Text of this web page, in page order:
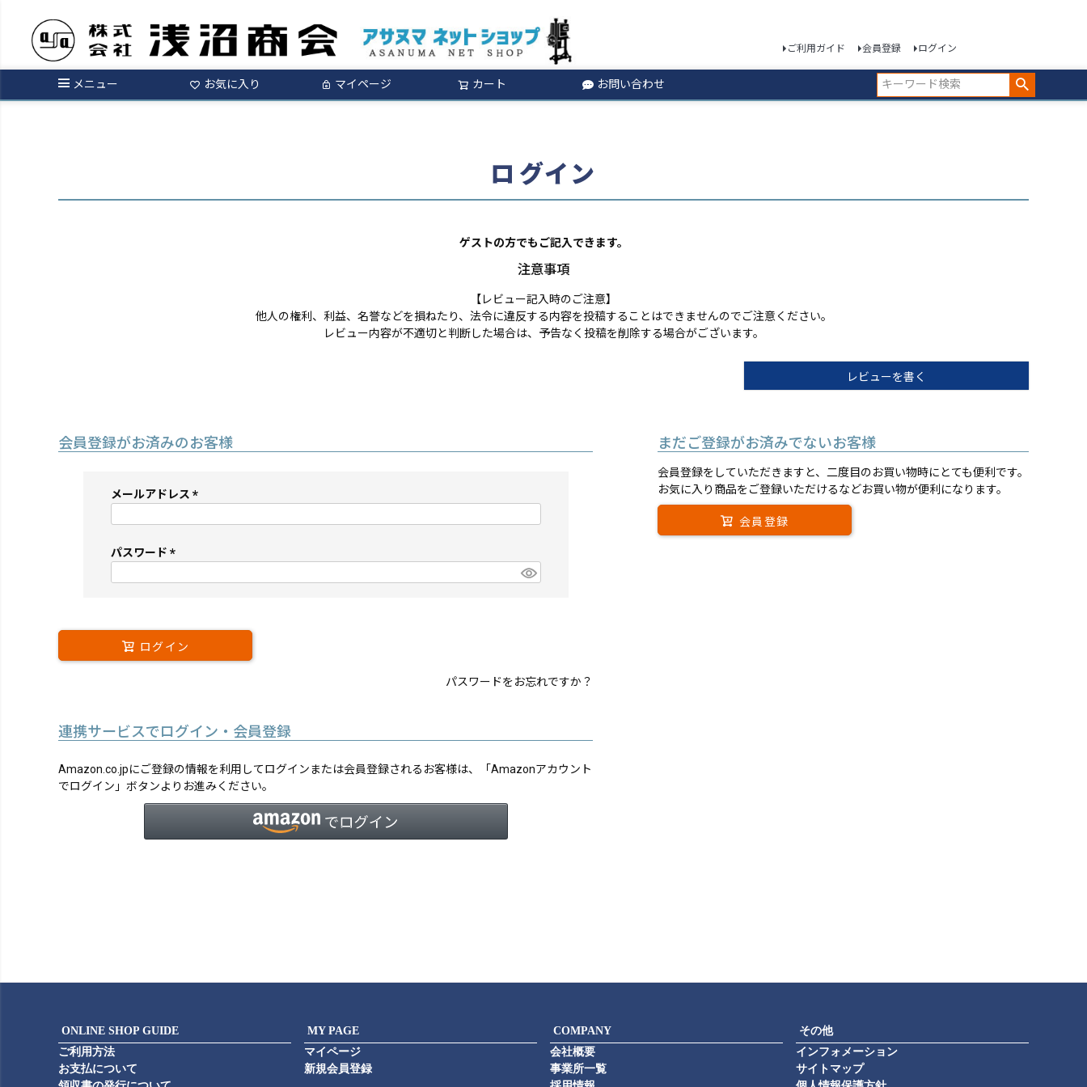
ご利用ガイド 会員登録 ログイン
メニュー お気に入り マイページ カート お問い合わせ
検索
ログイン
ゲストの方でもご記入できます。
注意事項
【レビュー記入時のご注意】
他人の権利、利益、名誉などを損ねたり、法令に違反する内容を投稿することはできませんのでご注意ください。
レビュー内容が不適切と判断した場合は、予告なく投稿を削除する場合がございます。
レビューを書く
会員登録がお済みのお客様
メールアドレス
須)
パスワード
須)
ログイン
パスワードをお忘れですか？
連携サービスでログイン・会員登録
Amazon.co.jpにご登録の情報を利用してログインまたは会員登録されるお客様は、「Amazonアカウント
でログイン」ボタンよりお進みください。
まだご登録がお済みでないお客様
会員登録をしていただきますと、二度目のお買い物時にとても便利です。
お気に入り商品をご登録いただけるなどお買い物が便利になります。
会員登録
ONLINE SHOP GUIDE
ご利用方法
お支払について
MY PAGE
マイページ
新規会員登録
COMPANY
会社概要
事業所一覧
その他
インフォメーション
サイトマップ